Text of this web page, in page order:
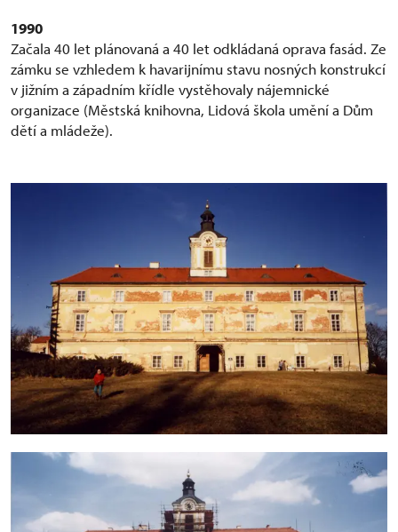
1990
Začala 40 let plánovaná a 40 let odkládaná oprava fasád. Ze
zámku se vzhledem k havarijnímu stavu nosných konstrukcí
v jižním a západním křídle vystěhovaly nájemnické
organizace (Městská knihovna, Lidová škola umění a Dům
dětí a mládeže).